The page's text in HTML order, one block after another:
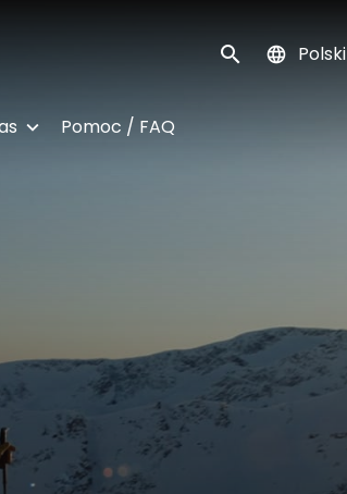
Wyszukaj Polski
Pomoc / FAQ